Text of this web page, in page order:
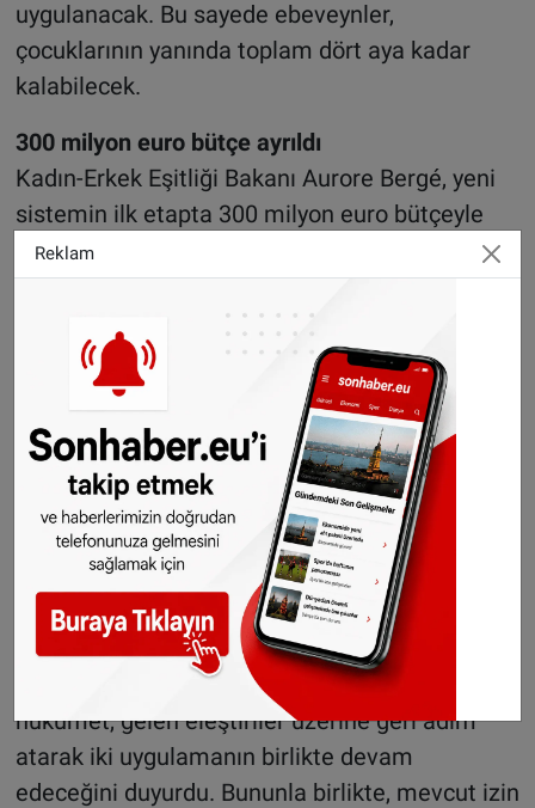
uygulanacak. Bu sayede ebeveynler,
çocuklarının yanında toplam dört aya kadar
kalabilecek.
300 milyon euro bütçe ayrıldı
Kadın-Erkek Eşitliği Bakanı Aurore Bergé, yeni
sistemin ilk etapta 300 milyon euro bütçeyle
finanse edileceğini açıkladı. Bergé, başvuru
oranlarına göre bu miktarın ilerleyen yıllarda
artırılabileceğini belirtti.
Doğum izni reformu, Cumhurbaşkanı
Emmanuel Macron’un 2024’te duyurduğu
“demografik yeniden yapılanma” projesinin
temel ayaklarından birini oluşturuyor. Ancak
Meclis’in feshedilmesi nedeniyle düzenleme
planlanan tarihten daha geç hayata geçirilecek.
Ebeveyn izni yürürlükte kalacak
Başlangıçta yeni sistemin mevcut ebeveyn
izninin yerine geçmesi planlanıyordu. Ancak
hükümet, gelen eleştiriler üzerine geri adım
atarak iki uygulamanın birlikte devam
edeceğini duyurdu. Bununla birlikte, mevcut izin
Reklam